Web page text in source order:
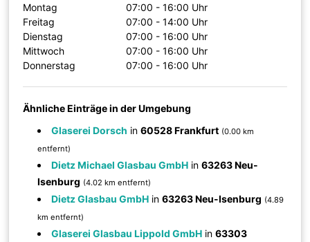
Montag
07:00 - 16:00 Uhr
Freitag
07:00 - 14:00 Uhr
Dienstag
07:00 - 16:00 Uhr
Mittwoch
07:00 - 16:00 Uhr
Donnerstag
07:00 - 16:00 Uhr
Ähnliche Einträge in der Umgebung
Glaserei Dorsch in60528 Frankfurt (0.00 km
entfernt)
Dietz Michael Glasbau GmbH in63263 Neu-
Isenburg (4.02 km entfernt)
Dietz Glasbau GmbH in63263 Neu-Isenburg (4.89
km entfernt)
Glaserei Glasbau Lippold GmbH in63303